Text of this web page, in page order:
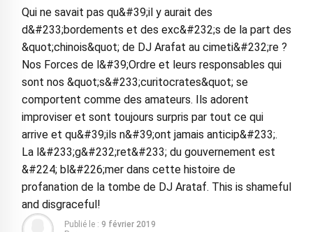
Qui ne savait pas qu&#39;il y aurait des
d&#233;bordements et des exc&#232;s de la part des
&quot;chinois&quot; de DJ Arafat au cimeti&#232;re ?
Nos Forces de l&#39;Ordre et leurs responsables qui
sont nos &quot;s&#233;curitocrates&quot; se
comportent comme des amateurs. Ils adorent
improviser et sont toujours surpris par tout ce qui
arrive et qu&#39;ils n&#39;ont jamais anticip&#233;.
La l&#233;g&#232;ret&#233; du gouvernement est
&#224; bl&#226;mer dans cette histoire de
profanation de la tombe de DJ Arataf. This is shameful
and disgraceful!
Publié le : 9 février 2019